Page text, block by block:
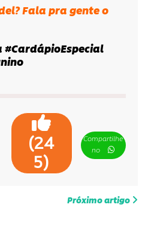
Fala pra gente o
#CardápioEspecial
(24
5)
Compartilhe
no
Próximo artigo